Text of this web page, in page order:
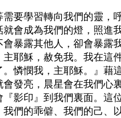
需要學習轉向我們的靈，
就會成為我們的燈，照進
會暴露其他人，卻會暴露
主耶穌，赦免我。我在這
。憐憫我，主耶穌。』藉
會發亮，晨星會在我們心
『影印』到我們裏面。這
我們的乖僻、我們的己、